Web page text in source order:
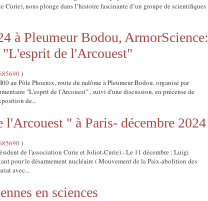
nous plonge dans l’histoire fascinante d’un groupe de scientifiques
à Pleumeur Bodou, ArmorScience:
de l'Arcouest"
)
au Pôle Phoenix, route du radôme à Pleumeur Bodou, organisé par
"L'esprit de l'Arcouest" , suivi d'une discussion, en précense de
de...
" à Paris- décembre 2024
)
de l'association Curie et Joliot-Curie) - Le 11 décembre : Luigi
pour le désarmement nucléaire ( Mouvement de la Paix-abolition des
avec...
en sciences